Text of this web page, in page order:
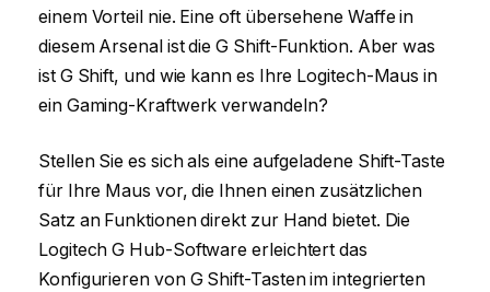
einem Vorteil nie. Eine oft übersehene Waffe in
diesem Arsenal ist die G Shift-Funktion. Aber was
ist G Shift, und wie kann es Ihre Logitech-Maus in
ein Gaming-Kraftwerk verwandeln?
Stellen Sie es sich als eine aufgeladene Shift-Taste
für Ihre Maus vor, die Ihnen einen zusätzlichen
Satz an Funktionen direkt zur Hand bietet. Die
Logitech G Hub-Software erleichtert das
Konfigurieren von G Shift-Tasten im integrierten